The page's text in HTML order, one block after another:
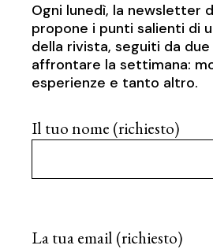
Ogni lunedì, la newsletter
propone i punti salienti di
della rivista, seguiti da
affrontare la settimana:
esperienze e tanto altro.
Il tuo nome (richiesto)
La tua email (richiesto)